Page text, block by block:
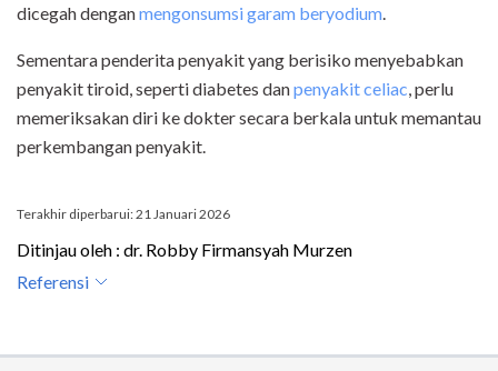
dicegah denganmengonsumsi garam beryodium.
Sementara penderita penyakit yang berisiko menyebabkan
penyakit tiroid, seperti diabetes danpenyakit celiac, perlu
memeriksakan diri ke dokter secara berkala untuk memantau
perkembangan penyakit.
Terakhir diperbarui: 21 Januari 2026